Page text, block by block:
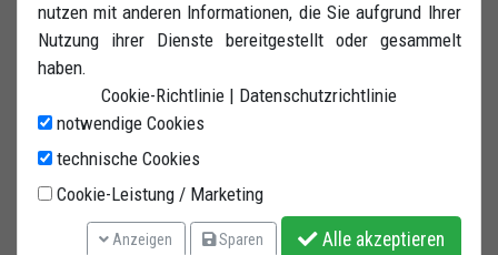
nutzen mit anderen Informationen, die Sie aufgrund Ihrer
Nutzung ihrer Dienste bereitgestellt oder gesammelt
haben.
Cookie-Richtlinie | Datenschutzrichtlinie
notwendige Cookies
technische Cookies
Cookie-Leistung / Marketing
Anzeigen Sparen Alle akzeptieren